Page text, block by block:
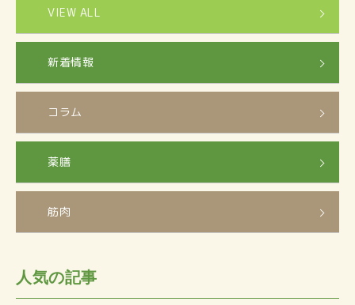
VIEW ALL
新着情報
コラム
薬膳
筋肉
人気の記事